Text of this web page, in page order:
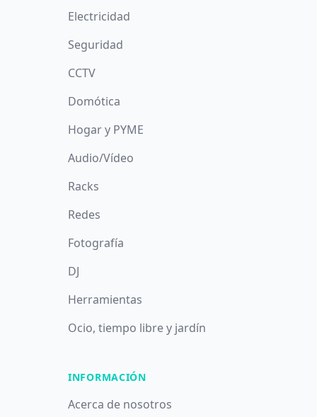
Electricidad
Seguridad
CCTV
Domótica
Hogar y PYME
Audio/Vídeo
Racks
Redes
Fotografía
DJ
Herramientas
Ocio, tiempo libre y jardín
INFORMACIÓN
Acerca de nosotros